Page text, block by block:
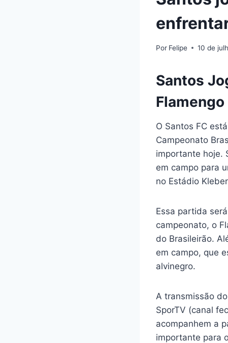
Por Felipe 10 de
Santos
Flamengo
O Santos FC
Campeonato
importante hoje.
em campo para
no Estádio
Essa partida
campeonato, o
do Brasileirão.
em campo, que
alvinegro.
A transmissão
SporTV (canal
acompanhem a
importante para